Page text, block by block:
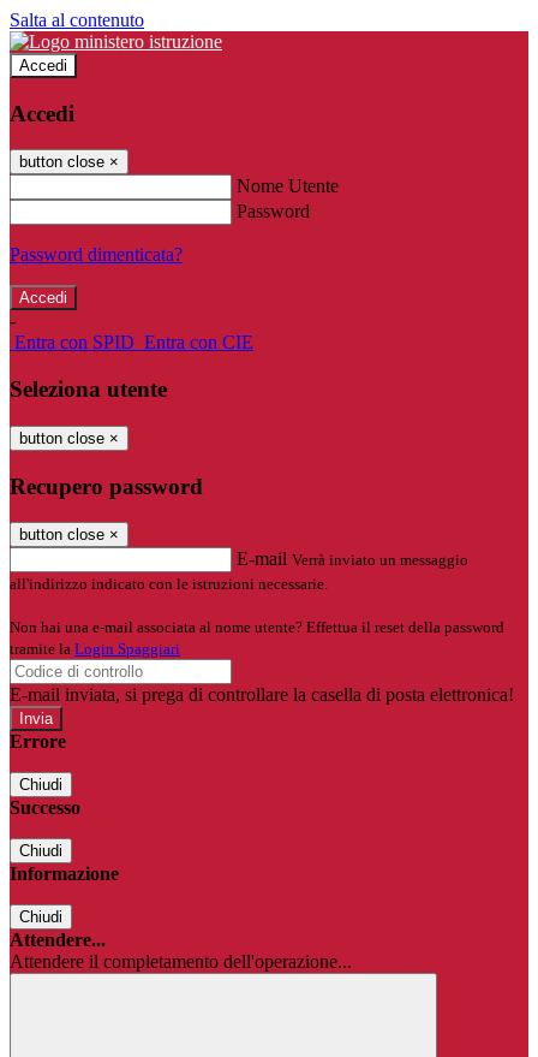
Salta al contenuto
Accedi
Accedi
button close ×
Nome Utente
Password
Password dimenticata?
-
Entra con SPID Entra con CIE
Seleziona utente
button close ×
Recupero password
button close ×
E-mail Verrà inviato un messaggio
all'indirizzo indicato con le istruzioni necessarie.
Non hai una e-mail associata al nome utente? Effettua il reset della password
tramite la Login Spaggiari
E-mail inviata, si prega di controllare la casella di posta elettronica!
Errore
Chiudi
Successo
Chiudi
Informazione
Chiudi
Attendere...
Attendere il completamento dell'operazione...